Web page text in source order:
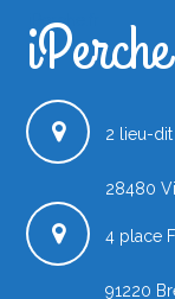
iPerche.fr
iPerche
2 lieu-
28480
4 place
91220